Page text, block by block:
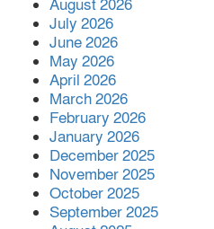
ব্রিটেনে
ব্যাচেল,র
August 2026
July 2026
June 2026
May 2026
April 2026
March 2026
February 2026
January 2026
December 2025
November 2025
October 2025
September 2025